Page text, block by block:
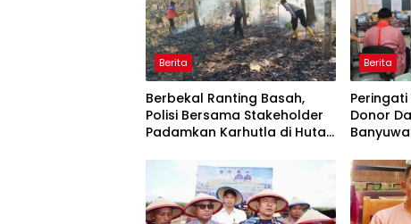
Berita
Berbekal Ranting Basah,
Polisi Bersama Stakeholder
Padamkan Karhutla di Hutan
Berita
Peringati
Donor